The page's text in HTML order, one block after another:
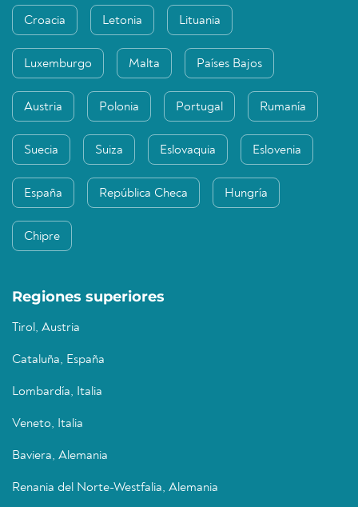
Croacia Letonia Lituania
Luxemburgo Malta Países Bajos
Austria Polonia Portugal Rumanía
Suecia Suiza Eslovaquia Eslovenia
España República Checa Hungría
Chipre
Regiones superiores
Tirol, Austria
Cataluña, España
Lombardía, Italia
Veneto, Italia
Baviera, Alemania
Renania del Norte-Westfalia, Alemania